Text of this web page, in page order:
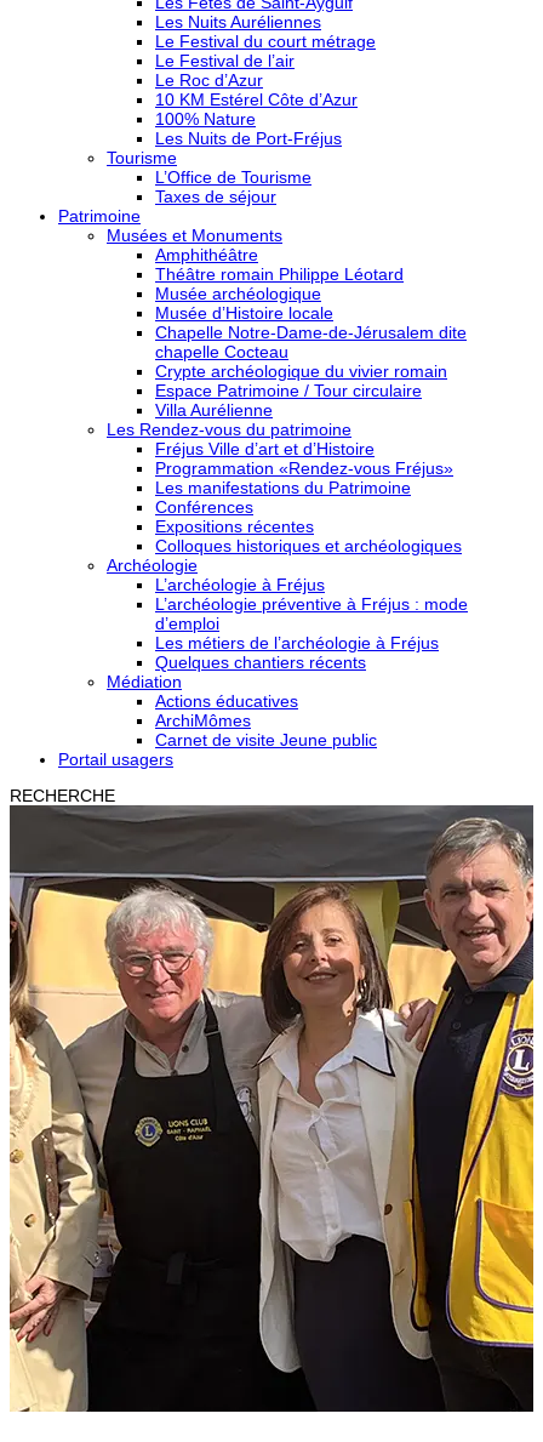
Les Nuits Auréliennes
Le Festival du court métrage
Le Festival de l’air
Le Roc d’Azur
10 KM Estérel Côte d’Azur
100% Nature
Les Nuits de Port-Fréjus
Tourisme
L’Office de Tourisme
Taxes de séjour
Patrimoine
Musées et Monuments
Amphithéâtre
Théâtre romain Philippe Léotard
Musée archéologique
Musée d’Histoire locale
Chapelle Notre-Dame-de-Jérusalem dite
chapelle Cocteau
Crypte archéologique du vivier romain
Espace Patrimoine / Tour circulaire
Villa Aurélienne
Les Rendez-vous du patrimoine
Fréjus Ville d’art et d’Histoire
Programmation «Rendez-vous Fréjus»
Les manifestations du Patrimoine
Conférences
Expositions récentes
Colloques historiques et archéologiques
Archéologie
L’archéologie à Fréjus
L’archéologie préventive à Fréjus : mode
d’emploi
Les métiers de l’archéologie à Fréjus
Quelques chantiers récents
Médiation
Actions éducatives
ArchiMômes
Carnet de visite Jeune public
Portail usagers
RECHERCHE